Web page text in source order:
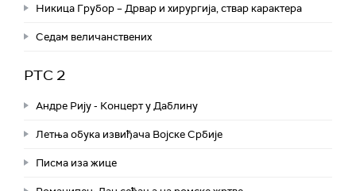
Никица Грубор – Дрвар и хирургија, ствар карактера
Седам величанствених
РТС 2
Андре Рију - Концерт у Даблину
Летња обука извиђача Војске Србије
Писма иза жице